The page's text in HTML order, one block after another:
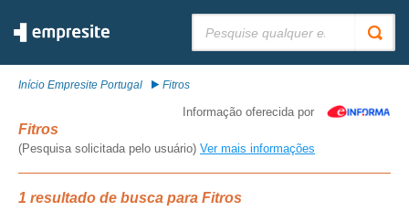
Início Empresite Portugal Fitros
Informação oferecida por
Fitros
(Pesquisa solicitada pelo usuário) Ver mais informações
1 resultado de busca para Fitros